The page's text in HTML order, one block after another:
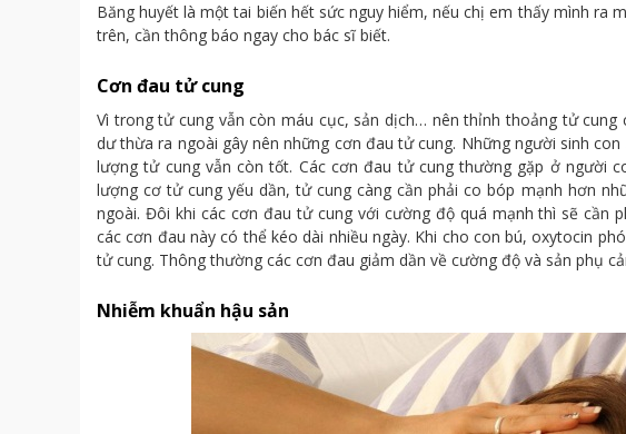
Băng huyết là một tai biến hết sức nguy hiểm, nếu chị em thấy mình ra
trên, cần thông báo ngay cho bác sĩ biết.
Cơn đau tử cung
Vì trong tử cung vẫn còn máu cục, sản dịch… nên thỉnh thoảng tử
dư thừa ra ngoài gây nên những cơn đau tử cung. Những người sinh
lượng tử cung vẫn còn tốt. Các cơn đau tử cung thường gặp ở người
lượng cơ tử cung yếu dần, tử cung càng cần phải co bóp mạnh hơn
ngoài. Đôi khi các cơn đau tử cung với cường độ quá mạnh thì sẽ cần
các cơn đau này có thể kéo dài nhiều ngày. Khi cho con bú, oxytocin
tử cung. Thông thường các cơn đau giảm dần về cường độ và sản phụ
Nhiễm khuẩn hậu sản